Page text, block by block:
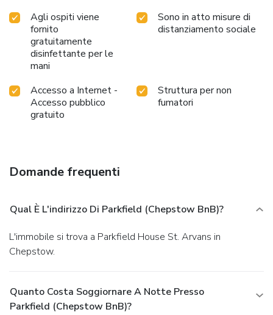
Agli ospiti viene
fornito
gratuitamente
disinfettante per le
mani
Sono in atto misure di
distanziamento sociale
Accesso a Internet -
Accesso pubblico
gratuito
Struttura per non
fumatori
Domande frequenti
Qual È L'indirizzo Di Parkfield (Chepstow BnB)?
L'immobile si trova a Parkfield House St. Arvans in
Chepstow.
Quanto Costa Soggiornare A Notte Presso
Parkfield (Chepstow BnB)?